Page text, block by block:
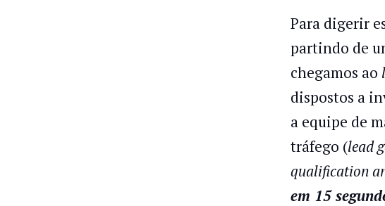
Para digerir
partindo de
chegamos ao
dispostos a
a equipe de
tráfego (lead
qualification
em 15